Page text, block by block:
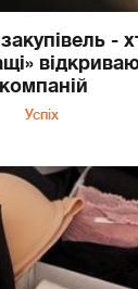
-
компаній
Успіх